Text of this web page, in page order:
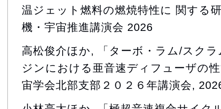
温ジェット燃料の燃焼特性に 関する
機・宇宙推進講演会 2026
高松俊介ほか, 「ターボ・ラム/スク
ジンにおける亜音速ディフューザの
宙学会北部支部２０２６年講演会,